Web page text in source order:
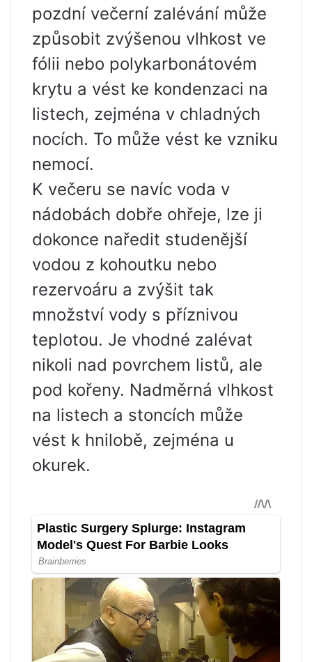
pozdní večerní zalévání může
způsobit zvýšenou vlhkost ve
fólii nebo polykarbonátovém
krytu a vést ke kondenzaci na
listech, zejména v chladných
nocích. To může vést ke vzniku
nemocí.
K večeru se navíc voda v
nádobách dobře ohřeje, lze ji
dokonce naředit studenější
vodou z kohoutku nebo
rezervoáru a zvýšit tak
množství vody s příznivou
teplotou. Je vhodné zalévat
nikoli nad povrchem listů, ale
pod kořeny. Nadměrná vlhkost
na listech a stoncích může
vést k hnilobě, zejména u
okurek.